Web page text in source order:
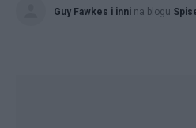
Guy Fawkes i inni na blogu